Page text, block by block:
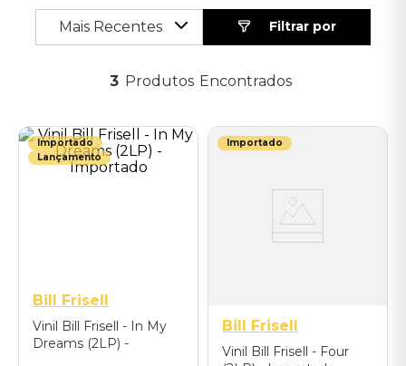
Mais Recentes
3 Produtos
Importado
Lançamento
Bill Frisell
Vinil Bill Frisell - In My
Dreams (2LP) -
Importado
Bill Frisell
Vinil Bill Frisell - Four